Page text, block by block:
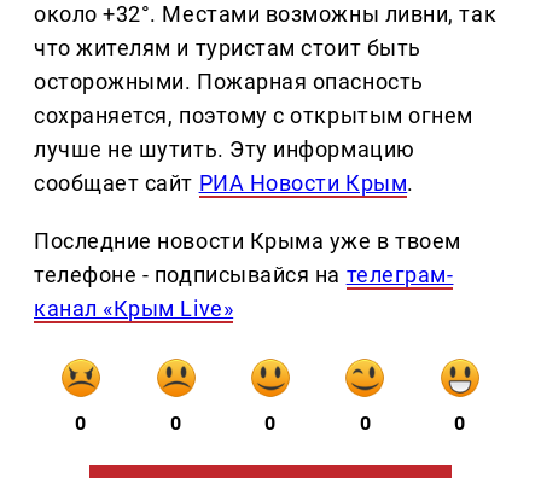
около +32°. Местами возможны ливни, так
что жителям и туристам стоит быть
осторожными. Пожарная опасность
сохраняется, поэтому с открытым огнем
лучше не шутить. Эту информацию
сообщает сайт РИА Новости Крым.
Последние новости Крыма уже в твоем
телефоне - подписывайся на телеграм-
канал «Крым Live»
0 0 0 0 0